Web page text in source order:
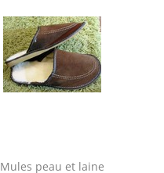
Mules peau et laine